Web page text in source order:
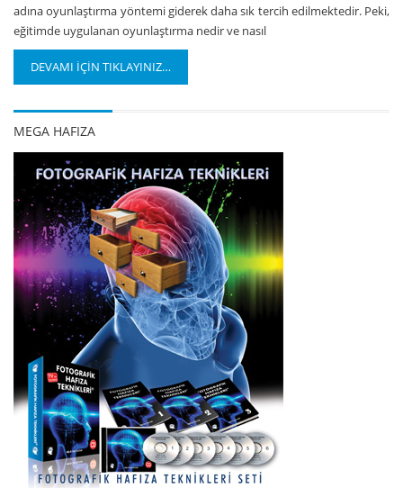
adına oyunlaştırma yöntemi giderek daha sık tercih edilmektedir. Peki,
eğitimde uygulanan oyunlaştırma nedir ve nasıl
DEVAMI İÇİN TIKLAYINIZ…
MEGA HAFIZA